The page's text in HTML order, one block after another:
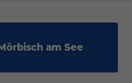
am See